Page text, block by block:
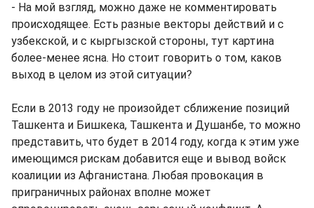
- На мой взгляд, можно даже не комментировать
происходящее. Есть разные векторы действий и с
узбекской, и с кыргызской стороны, тут картина
более-менее ясна. Но стоит говорить о том, каков
выход в целом из этой ситуации?
Если в 2013 году не произойдет сближение позиций
Ташкента и Бишкека, Ташкента и Душанбе, то можно
представить, что будет в 2014 году, когда к этим уже
имеющимся рискам добавится еще и вывод войск
коалиции из Афганистана. Любая провокация в
приграничных районах вполне может